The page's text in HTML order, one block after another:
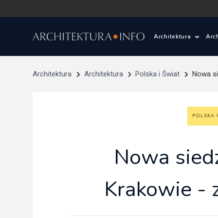
Architektura
Wasze
Architektura
Pracownie
Architektura Architektura Polska i Świat Nowa
POLSKA
Nowa
Krakowie -